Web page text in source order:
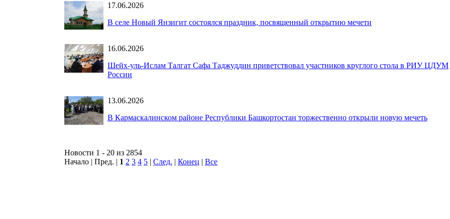
17.06.2026
В селе Новый Янзигит состоялся праздник, посвященный открытию мечети
16.06.2026
Шейх-уль-Ислам Талгат Сафа Таджуддин приветствовал участников круглого стола в РИУ ЦДУМ
России
13.06.2026
В Кармаскалинском районе Республики Башкортостан торжественно открыли новую мечеть
Новости 1 - 20 из 2854
Начало | Пред. | 1 2 3 4 5 | След. | Конец | Все